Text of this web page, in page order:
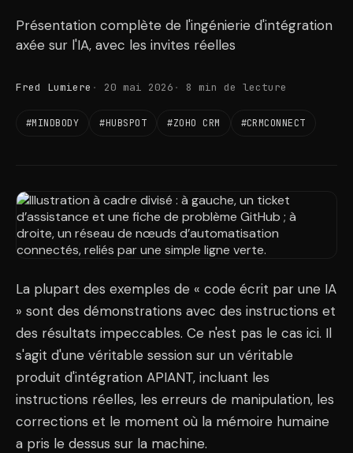
Présentation complète de l'ingénierie d'intégration
axée sur l'IA, avec les invites réelles
Fred Lumiere 20 mai 2026 8 min de lecture
#MINDBODY #HUBSPOT #ZOHO CRM #CRMCONNECT
La plupart des exemples de « code écrit par une IA
» sont des démonstrations avec des instructions et
des résultats impeccables. Ce n'est pas le cas ici. Il
s'agit d'une véritable session sur un véritable
produit d'intégration APIANT, incluant les
instructions réelles, les erreurs de manipulation, les
corrections et le moment où la mémoire humaine
a pris le dessus sur la machine.